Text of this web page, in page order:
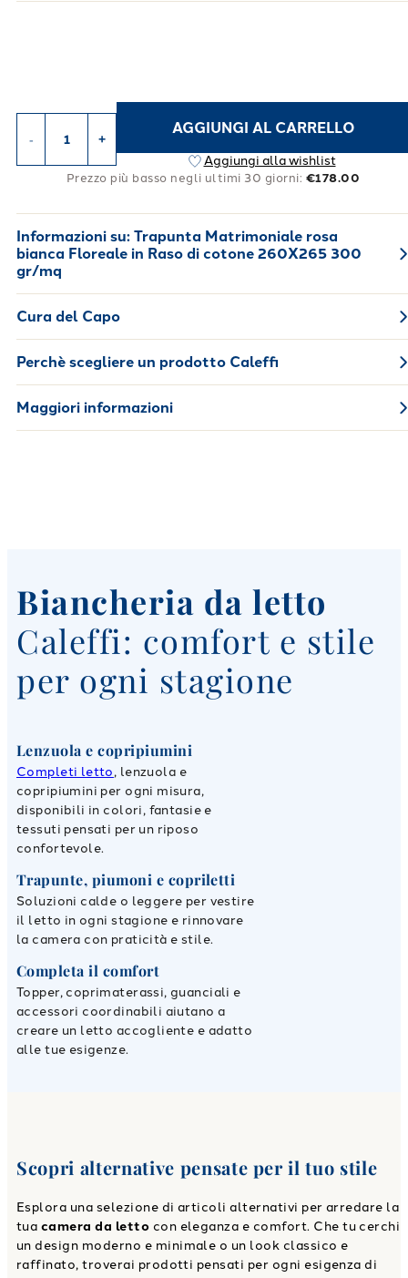
- +
AGGIUNGI AL CARRELLO
Aggiungi alla wishlist
Prezzo più basso negli ultimi 30 giorni: €178.00
Informazioni su: Trapunta Matrimoniale rosa
bianca Floreale in Raso di cotone 260X265 300
gr/mq
Cura del Capo
Perchè scegliere un prodotto Caleffi
Maggiori informazioni
Biancheria da letto
Caleffi: comfort e stile
per ogni stagione
Lenzuola e copripiumini
Completi letto, lenzuola e
copripiumini per ogni misura,
disponibili in colori, fantasie e
tessuti pensati per un riposo
confortevole.
Trapunte, piumoni e copriletti
Soluzioni calde o leggere per vestire
il letto in ogni stagione e rinnovare
la camera con praticità e stile.
Completa il comfort
Topper, coprimaterassi, guanciali e
accessori coordinabili aiutano a
creare un letto accogliente e adatto
alle tue esigenze.
Scopri alternative pensate per il tuo stile
Esplora una selezione di articoli alternativi per arredare la
tua camera da letto con eleganza e comfort. Che tu cerchi
un design moderno e minimale o un look classico e
raffinato, troverai prodotti pensati per ogni esigenza di